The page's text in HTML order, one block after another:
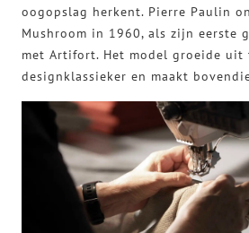
oogopslag herkent. Pierre Paulin
Mushroom in 1960, als zijn eerste
met Artifort. Het model groeide uit
designklassieker en maakt